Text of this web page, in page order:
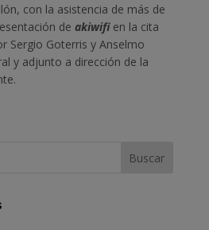
con la asistencia de más de
de akiwifien la cita
Sergio Goterris y Anselmo
y adjunto a dirección de la